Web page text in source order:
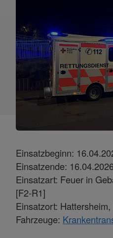
Einsatzbeginn:
Einsatzende:
Einsatzart: Feuer in
[F2-R1]
Einsatzort:
Fahrzeuge: